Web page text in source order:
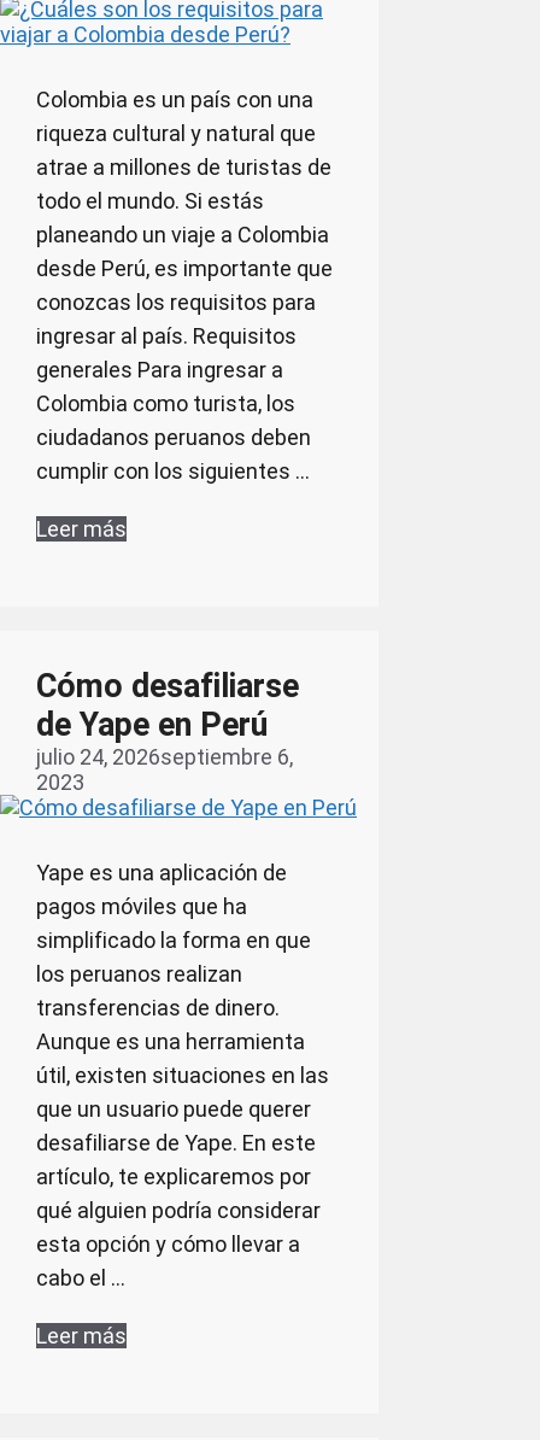
Colombia es un país con una
riqueza cultural y natural que
atrae a millones de turistas de
todo el mundo. Si estás
planeando un viaje a Colombia
desde Perú, es importante que
conozcas los requisitos para
ingresar al país. Requisitos
generales Para ingresar a
Colombia como turista, los
ciudadanos peruanos deben
cumplir con los siguientes …
Leer más
Cómo desafiliarse
de Yape en Perú
julio 24, 2026septiembre 6,
2023
Yape es una aplicación de
pagos móviles que ha
simplificado la forma en que
los peruanos realizan
transferencias de dinero.
Aunque es una herramienta
útil, existen situaciones en las
que un usuario puede querer
desafiliarse de Yape. En este
artículo, te explicaremos por
qué alguien podría considerar
esta opción y cómo llevar a
cabo el …
Leer más